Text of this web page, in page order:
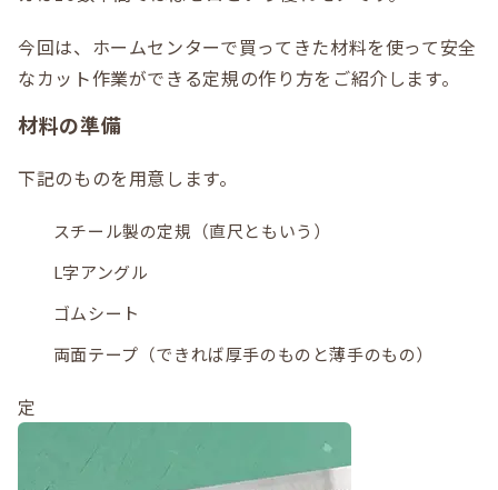
今回は、ホームセンターで買ってきた材料を使って安全
なカット作業ができる定規の作り方をご紹介します。
材料の準備
下記のものを用意します。
スチール製の定規（直尺ともいう）
L字アングル
ゴムシート
両面テープ（できれば厚手のものと薄手のもの）
定